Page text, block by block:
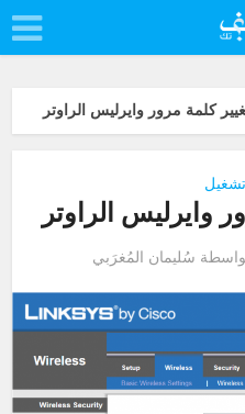
كلمة مرور وايرليس الراوتر
وايرليس الراوتر
سُليمان المُغرَبي